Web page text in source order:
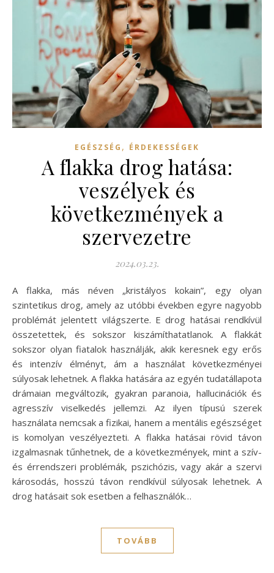
EGÉSZSÉG , ÉRDEKESSÉGEK
A flakka drog hatása:
veszélyek és
következmények a
szervezetre
2024.03.23.
A flakka, más néven „kristályos kokain”, egy olyan
szintetikus drog, amely az utóbbi években egyre nagyobb
problémát jelentett világszerte. E drog hatásai rendkívül
összetettek, és sokszor kiszámíthatatlanok. A flakkát
sokszor olyan fiatalok használják, akik keresnek egy erős
és intenzív élményt, ám a használat következményei
súlyosak lehetnek. A flakka hatására az egyén tudatállapota
drámaian megváltozik, gyakran paranoia, hallucinációk és
agresszív viselkedés jellemzi. Az ilyen típusú szerek
használata nemcsak a fizikai, hanem a mentális egészséget
is komolyan veszélyezteti. A flakka hatásai rövid távon
izgalmasnak tűnhetnek, de a következmények, mint a szív-
és érrendszeri problémák, pszichózis, vagy akár a szervi
károsodás, hosszú távon rendkívül súlyosak lehetnek. A
drog hatásait sok esetben a felhasználók…
TOVÁBB